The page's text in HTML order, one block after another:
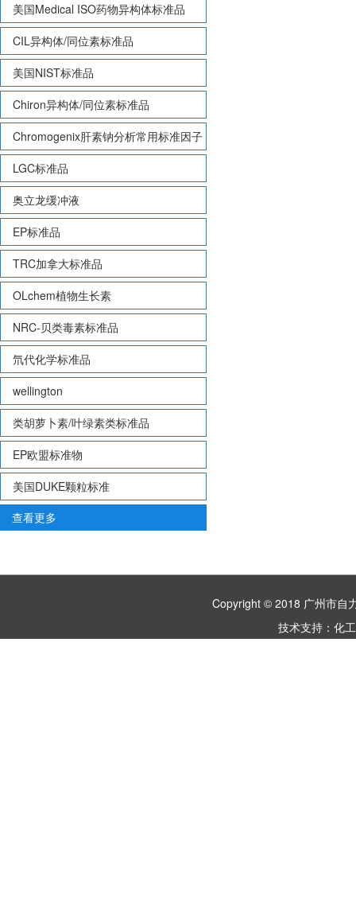
美国Medical ISO药物异构体标准品
CIL异构体/同位素标准品
美国NIST标准品
Chiron异构体/同位素标准品
Chromogenix肝素钠分析常用标准因子
LGC标准品
奥立龙缓冲液
EP标准品
TRC加拿大标准品
OLchem植物生长素
NRC-贝类毒素标准品
氘代化学标准品
wellington
类胡萝卜素/叶绿素类标准品
EP欧盟标准物
美国DUKE颗粒标准
查看更多
Copyright © 2018 广州市
技术支持： 化